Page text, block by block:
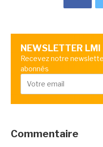
NEWSLETTER LMI
Recevez notre
abonnés
Commentaire